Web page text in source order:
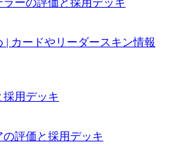
| カードやリーダースキン情報
用デッキ
評価と採用デッキ